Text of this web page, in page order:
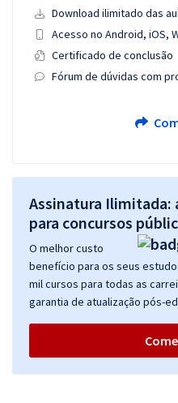
Download ilimitado das
Acesso no Android, iOS,
Certificado de conclusão
Fórum de dúvidas com
Assinatura Ilimitada:
para concursos
O melhor custo
benefício para os seus
mil cursos para todas as
garantia de atualização pós-